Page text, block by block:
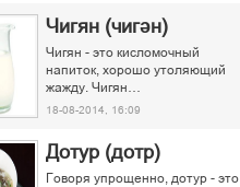
Чигян (чигән)
Чигян - это кисломочный
напиток, хорошо утоляющий
жажду. Чигян…
18-08-2014, 16:09
Дотур (дотр)
Говоря упрощенно, дотур - это